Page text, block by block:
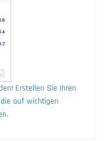
Erstellen Sie Ihren
auf wichtigen